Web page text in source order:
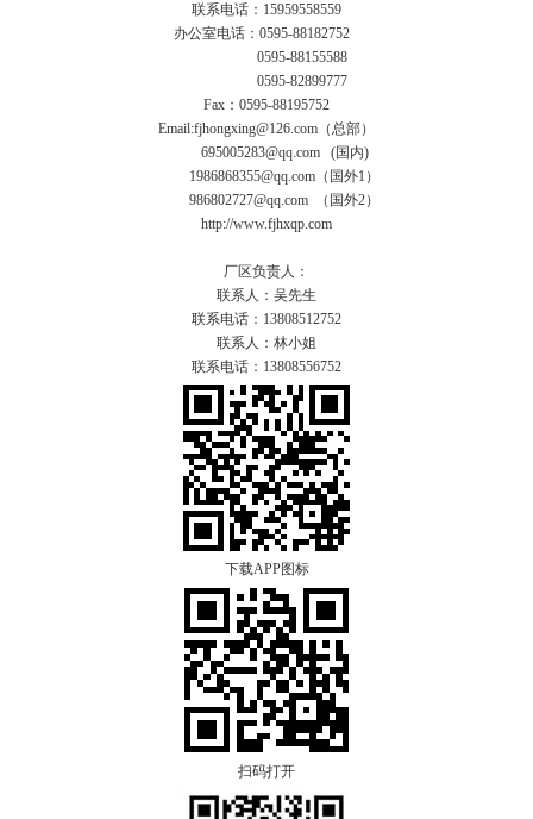
联系电话：15959558559
办公室电话：0595-88182752
0595-88155588
0595-82899777
Fax：0595-88195752
Email:fjhongxing@126.com（总部）
695005283@qq.com (国内)
1986868355@qq.com（国外1）
986802727@qq.com （国外2）
http://www.fjhxqp.com
厂区负责人：
联系人：吴先生
联系电话：13808512752
联系人：林小姐
联系电话：13808556752
下载APP图标
扫码打开